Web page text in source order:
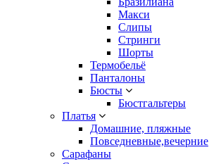
Макси
Слипы
Стринги
Шорты
Термобельё
Панталоны
Бюсты
Бюстгальтеры
Платья
Домашние, пляжные
Повседневные,вечерние
Сарафаны